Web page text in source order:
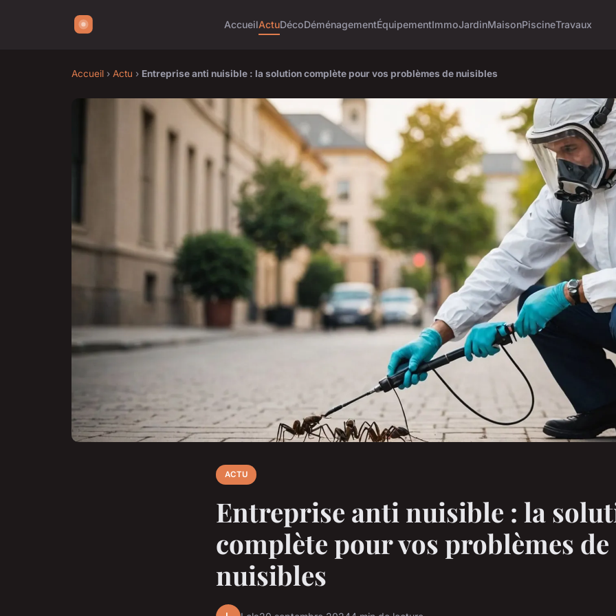
AccueilActuDécoDéménagementÉquipementImmoJardinMaisonPiscineTravaux
Accueil › Actu › Entreprise anti nuisible : la solution complète pour vos problèmes de nuisibles
ACTU
Entreprise anti nuisible : la
complète pour vos problèmes de
nuisibles